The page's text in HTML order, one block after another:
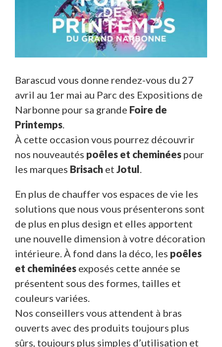
Barascud vous donne rendez-vous du 27
avril au 1er mai au Parc des Expositions de
Narbonne pour sa grande Foire de
Printemps.
À cette occasion vous pourrez découvrir
nos nouveautés poêles et cheminées pour
les marques Brisach et Jotul.
En plus de chauffer vos espaces de vie les
solutions que nous vous présenterons sont
de plus en plus design et elles apportent
une nouvelle dimension à votre décoration
intérieure. À fond dans la déco, les poêles
et cheminées exposés cette année se
présentent sous des formes, tailles et
couleurs variées.
Nos conseillers vous attendent à bras
ouverts avec des produits toujours plus
sûrs, toujours plus simples d’utilisation et